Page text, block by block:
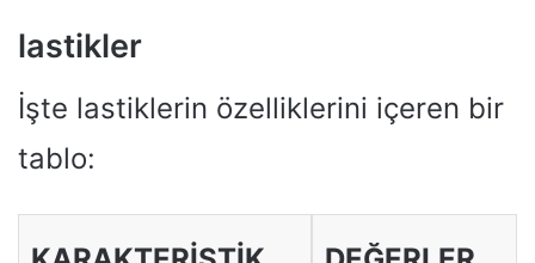
lastikler
İşte lastiklerin özelliklerini içeren bir
tablo: